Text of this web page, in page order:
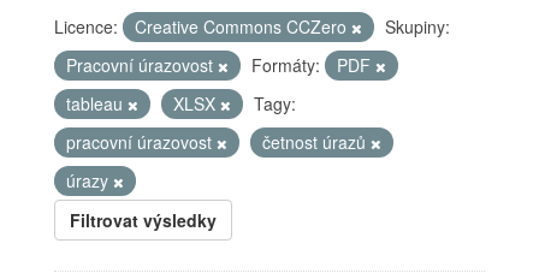
Licence: Creative Commons CCZero
Skupiny:
Pracovní úrazovost
Formáty:
PDF
tableau
XLSX
Tagy:
pracovní úrazovost
četnost úrazů
úrazy
Filtrovat výsledky